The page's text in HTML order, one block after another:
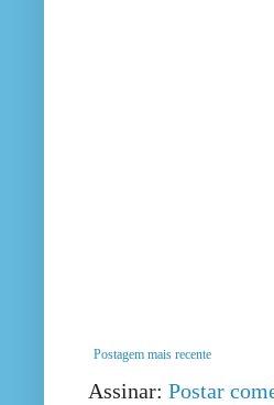
Postagem mais recente
Assinar: Postar